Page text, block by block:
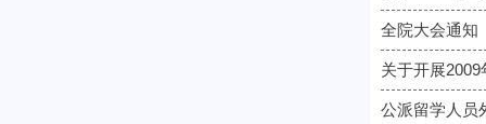
全院大会通知
关于开展2009
公派留学人员